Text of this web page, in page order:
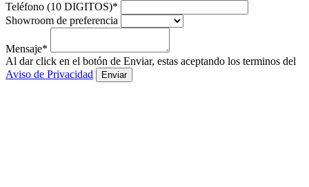
Teléfono (10 DIGITOS)*
Showroom de preferencia
Mensaje*
Al dar click en el botón de Enviar, estas aceptando los terminos del
Aviso de Privacidad